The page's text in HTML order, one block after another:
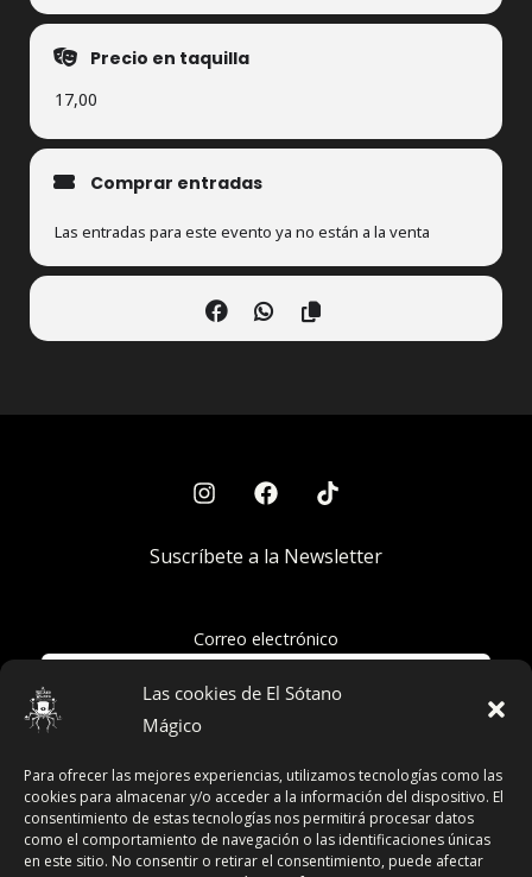
Las cookies de El Sótano
Mágico
Para ofrecer las mejores experiencias, utilizamos tecnologías como las
cookies para almacenar y/o acceder a la información del dispositivo. El
consentimiento de estas tecnologías nos permitirá procesar datos
como el comportamiento de navegación o las identificaciones únicas
en este sitio. No consentir o retirar el consentimiento, puede afectar
Precio en taquilla
17,00
Comprar entradas
Las entradas para este evento ya no están a la venta
Suscríbete a la Newsletter
Correo electrónico
Acepto la política de privacidad
Términos y Condiciones